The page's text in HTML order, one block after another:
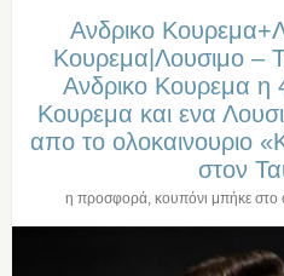
Ανδρικο
Κουρεμα|Λουσιμο –
Ανδρικο Κουρεμα η
Κουρεμα και ενα
απο το ολοκαινουριο
στον
η προσφορά, κουπόνι μπήκε στο